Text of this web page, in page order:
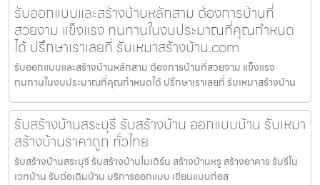
รับออกแบบและสร้างบ้านหลักสาม ต้องการบ้านที่
สวยงาม แข็งแรง ทนทานในงบประมาณที่คุณกำหนด
ได้ ปรึกษาเราเลยที่ รับเหมาสร้างบ้าน.com
รับออกแบบและสร้างบ้านหลักสาม ต้องการบ้านที่สวยงาม แข็งแรง
ทนทานในงบประมาณที่คุณกำหนดได้ ปรึกษาเราเลยที่ รับเหมาสร้างบ้าน
รับสร้างบ้านสระบุรี รับสร้างบ้าน ออกแบบบ้าน รับเหมา
สร้างบ้านราคาถูก ทั่วไทย
รับสร้างบ้านสระบุรี รับสร้างบ้านโมเดิร์น สร้างบ้านหรู สร้างอาคาร รับรีโน
เวทบ้าน รับต่อเติมบ้าน บริการออกแบบ เขียนแบบก่อส